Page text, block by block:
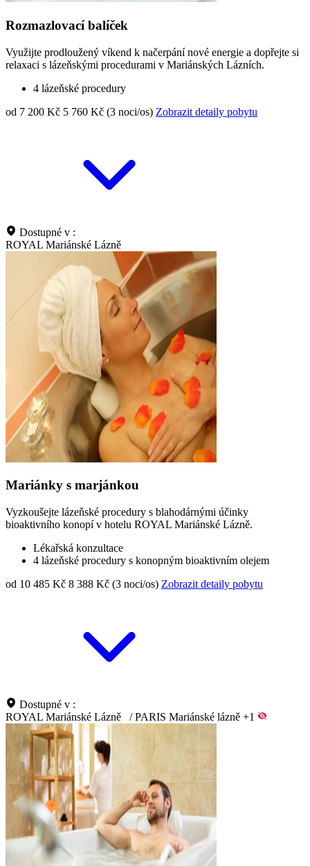
Rozmazlovací balíček
Využijte prodloužený víkend k načerpání nové energie a dopřejte si
relaxaci s lázeňskými procedurami v Mariánských Lázních.
4 lázeňské procedury
od 7 200 Kč 5 760 Kč (3 noci/os) Zobrazit detaily pobytu
Dostupné v :
ROYAL Mariánské Lázně
Mariánky s marjánkou
Vyzkoušejte lázeňské procedury s blahodárnými účinky
bioaktivního konopí v hotelu ROYAL Mariánské Lázně.
Lékařská konzultace
4 lázeňské procedury s konopným bioaktivním olejem
od 10 485 Kč 8 388 Kč (3 noci/os) Zobrazit detaily pobytu
Dostupné v :
ROYAL Mariánské Lázně
/ PARIS Mariánské lázně +1